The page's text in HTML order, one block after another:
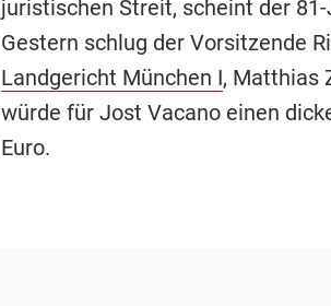
juristischen Streit, scheint der
Gestern schlug der Vorsitzende
Landgericht München I, Matthias
würde für Jost Vacano einen
Euro.